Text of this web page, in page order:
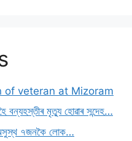
veteran at Mizoram
বন্যহস্তীৰ মৃত্যু হোৱাৰ সন্দেহ…
অসুস্থ ৭জনকৈ লোক…